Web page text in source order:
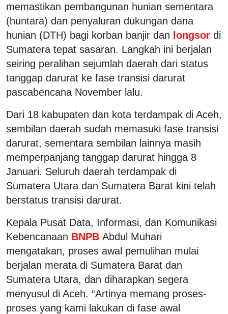
memastikan pembangunan hunian sementara
(huntara) dan penyaluran dukungan dana
hunian (DTH) bagi korban banjir dan longsor di
Sumatera tepat sasaran. Langkah ini berjalan
seiring peralihan sejumlah daerah dari status
tanggap darurat ke fase transisi darurat
pascabencana November lalu.
Dari 18 kabupaten dan kota terdampak di Aceh,
sembilan daerah sudah memasuki fase transisi
darurat, sementara sembilan lainnya masih
memperpanjang tanggap darurat hingga 8
Januari. Seluruh daerah terdampak di
Sumatera Utara dan Sumatera Barat kini telah
berstatus transisi darurat.
Kepala Pusat Data, Informasi, dan Komunikasi
Kebencanaan BNPB Abdul Muhari
mengatakan, proses awal pemulihan mulai
berjalan merata di Sumatera Barat dan
Sumatera Utara, dan diharapkan segera
menyusul di Aceh. “Artinya memang proses-
proses yang kami lakukan di fase awal